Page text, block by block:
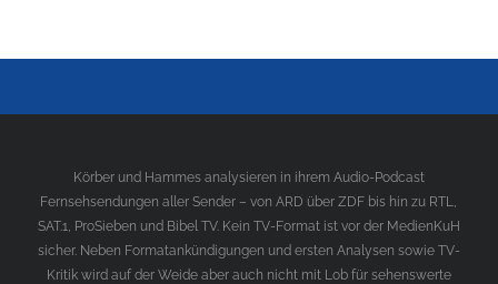
Körber und Hammes analysieren in ihrem Audio-Podcast
Fernsehsendungen aller Sender – von ARD über ZDF bis hin zu RTL,
SAT.1, ProSieben und Bibel TV. Kein TV-Format ist vor der MedienKuH
sicher. Neben Formatankündigungen und ersten Analysen sowie TV-
Kritik wird auf der Weide aber auch nicht mit Lob für sehenswerte